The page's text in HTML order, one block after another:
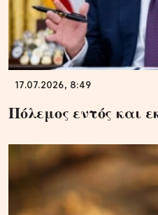
17.07.2026, 8:49
Πόλεμος εντός και